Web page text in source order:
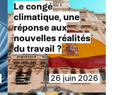
Le congé
climatique, une
réponse aux
nouvelles réalités
du travail ?
26 juin 2026